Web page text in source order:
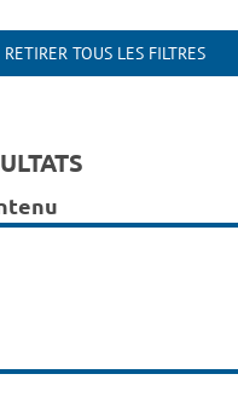
RETIRER TOUS LES FILTRES